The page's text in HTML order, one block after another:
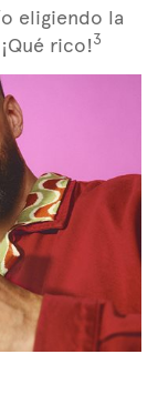
eligiendo la
rico!3